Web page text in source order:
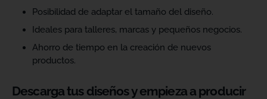
Posibilidad de adaptar el tamaño del diseño.
Ideales para talleres, marcas y pequeños negocios.
Ahorro de tiempo en la creación de nuevos
productos.
Descarga tus diseños y empieza a producir